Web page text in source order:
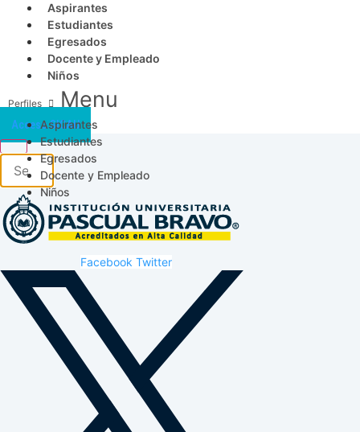
Aspirantes
Estudiantes
Egresados
Docente y Empleado
Niños
Menu
Aspirantes
Estudiantes
Egresados
Docente y Empleado
Niños
Acceso SICAU
Facebook Twitter